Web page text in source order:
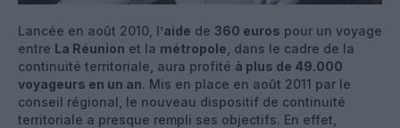
Lancée en août 2010, l’aide de 360 euros pour un voyage
entre La Réunion et la métropole , dans le cadre de la
continuité territoriale, aura profité à plus de 49.000
voyageurs en un an. Mis en place en août 2011 par le
conseil régional, le nouveau dispositif de continuité
territoriale a presque rempli ses objectifs. En effet,